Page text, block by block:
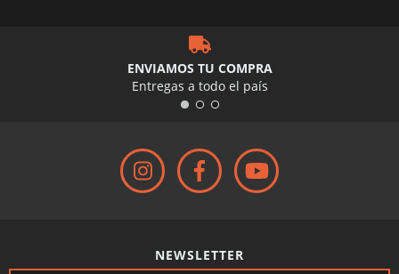
ENVIAMOS TU COMPRA
Entregas a todo el país
NEWSLETTER